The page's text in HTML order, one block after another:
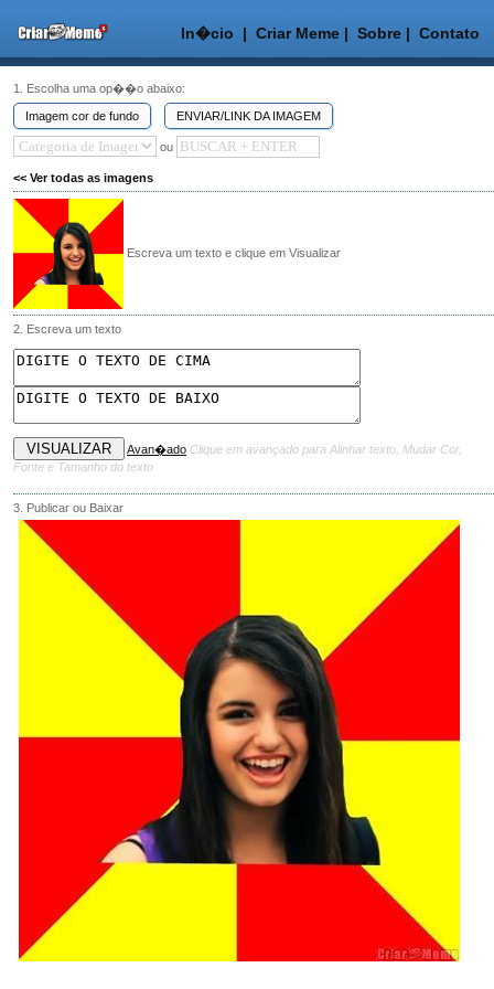
In�cio | Criar Meme| Sobre| Contato
1. Escolha uma op��o abaixo:
Imagem cor de fundo ENVIAR/LINK DA IMAGEM
ou
<< Ver todas as imagens
Escreva um texto e clique em Visualizar
2. Escreva um texto
Avan�ado Clique em avançado para Alinhar texto, Mudar Cor,
Fonte e Tamanho do texto
3. Publicar ou Baixar